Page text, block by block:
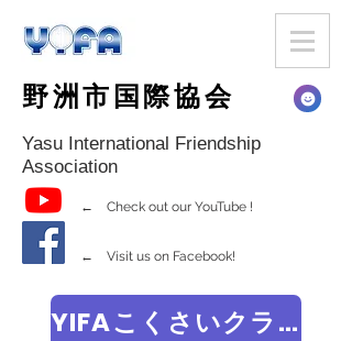
野洲市国際協会
Yasu International Friendship
Association
← Check out our YouTube !
← Visit us on Facebook!
YIFAこくさいクラブ